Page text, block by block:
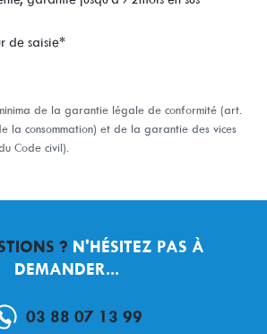
de saisie*
de la garantie légale de conformité (art.
la consommation) et de la garantie des vices
Code civil).
? N'HÉSITEZ PAS À
DEMANDER...
03 88 07 13 99